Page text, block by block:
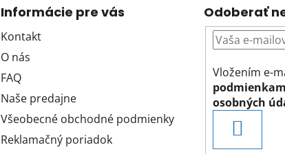
Informácie pre vás
Kontakt
O nás
FAQ
Naše predajne
Všeobecné obchodné podmienky
Reklamačný poriadok
Odoberať
Vložením e-
osobných
SA